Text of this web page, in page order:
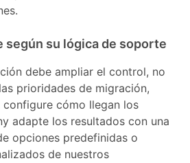
según su lógica de soporte
debe ampliar el control, no
prioridades de migración,
cómo llegan los
adapte los resultados con una
opciones predefinidas o
de nuestros